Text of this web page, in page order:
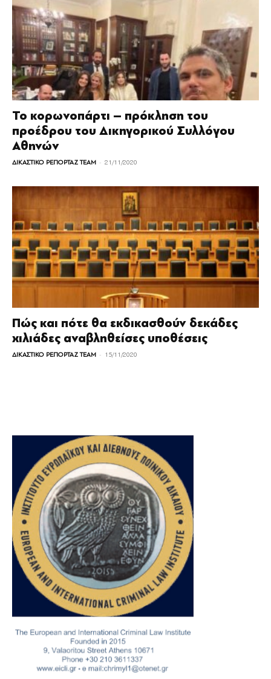
Το κορωνοπάρτι – πρόκληση του
προέδρου του Δικηγορικού Συλλόγου
Αθηνών
ΔΙΚΑΣΤΙΚΟ ΡΕΠΟΡΤΑΖ TEAM - 21/11/2020
Πώς και πότε θα εκδικασθούν δεκάδες
χιλιάδες αναβληθείσες υποθέσεις
ΔΙΚΑΣΤΙΚΟ ΡΕΠΟΡΤΑΖ TEAM - 15/11/2020